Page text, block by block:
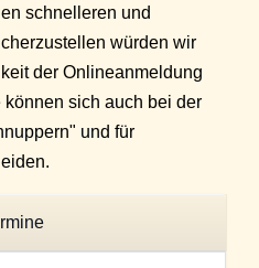
schnelleren und
würden wir
der Onlineanmeldung
sich auch bei der
und für